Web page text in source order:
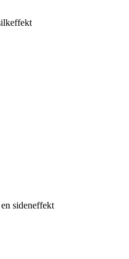
sideneffekt